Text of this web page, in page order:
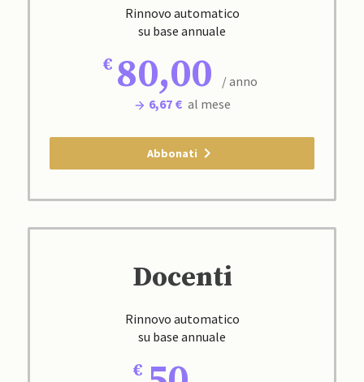
Rinnovo automatico
su base annuale
80,00
/ anno
6,67 € al mese
Abbonati
Docenti
Rinnovo automatico
su base annuale